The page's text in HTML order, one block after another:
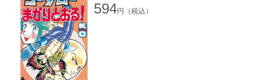
594円（税込）